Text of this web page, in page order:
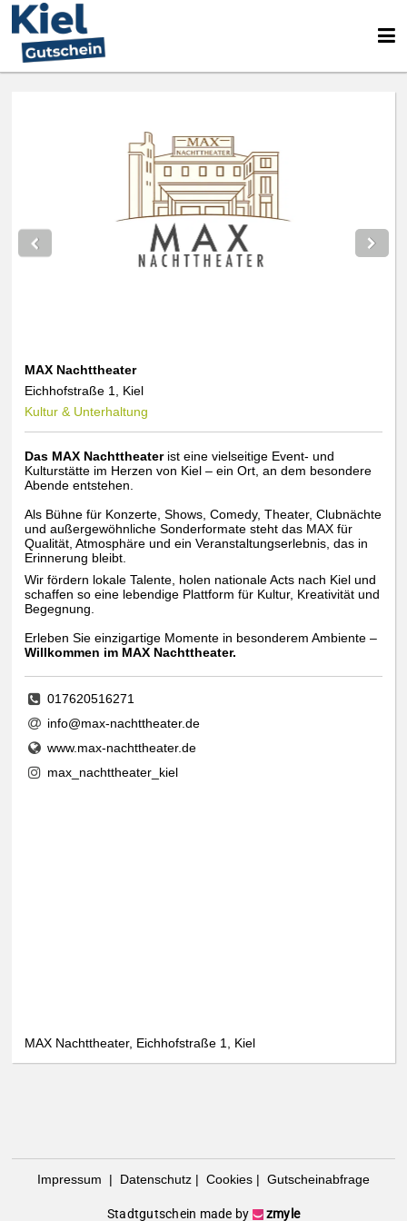
MAX Nachttheater
Eichhofstraße 1, Kiel
Kultur & Unterhaltung
Das MAX Nachttheaterist eine vielseitige Event- und
Kulturstätte im Herzen von Kiel – ein Ort, an dem besondere
Abende entstehen.
Als Bühne für Konzerte, Shows, Comedy, Theater, Clubnächte
und außergewöhnliche Sonderformate steht das MAX für
Qualität, Atmosphäre und ein Veranstaltungserlebnis, das in
Erinnerung bleibt.
Wir fördern lokale Talente, holen nationale Acts nach Kiel und
schaffen so eine lebendige Plattform für Kultur, Kreativität und
Begegnung.
Erleben Sie einzigartige Momente in besonderem Ambiente –
Willkommen im MAX Nachttheater.
017620516271
info@max-nachttheater.de
www.max-nachttheater.de
max_nachttheater_kiel
MAX Nachttheater, Eichhofstraße 1, Kiel
Impressum | Datenschutz| Cookies| Gutscheinabfrage
Stadtgutschein made by zmyle